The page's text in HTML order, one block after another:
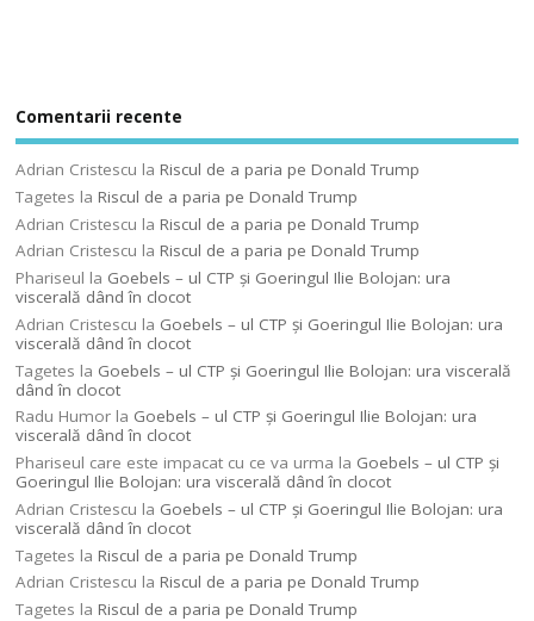
Comentarii recente
Adrian Cristescu laRiscul de a paria pe Donald Trump
Tagetes laRiscul de a paria pe Donald Trump
Adrian Cristescu laRiscul de a paria pe Donald Trump
Adrian Cristescu laRiscul de a paria pe Donald Trump
Phariseul la Goebels – ul CTP şi Goeringul Ilie Bolojan: ura
viscerală dând în clocot
Adrian Cristescu la Goebels – ul CTP şi Goeringul Ilie Bolojan: ura
viscerală dând în clocot
Tagetes la Goebels – ul CTP şi Goeringul Ilie Bolojan: ura viscerală
dând în clocot
Radu Humor la Goebels – ul CTP şi Goeringul Ilie Bolojan: ura
viscerală dând în clocot
Phariseul care este impacat cu ce va urma la Goebels – ul CTP şi
Goeringul Ilie Bolojan: ura viscerală dând în clocot
Adrian Cristescu la Goebels – ul CTP şi Goeringul Ilie Bolojan: ura
viscerală dând în clocot
Tagetes laRiscul de a paria pe Donald Trump
Adrian Cristescu laRiscul de a paria pe Donald Trump
Tagetes laRiscul de a paria pe Donald Trump